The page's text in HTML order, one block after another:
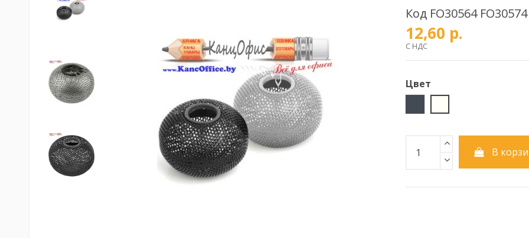
Код FO30564 FO30574
12,60 р.
С НДС
Цвет
В